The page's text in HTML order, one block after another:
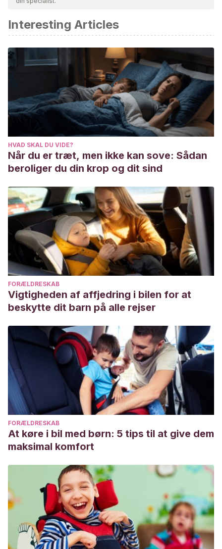
Grant JE, Odlaug BL, Chamberlain SR, Keuthen NJ, Lochner
C, Stein DJ. Skin picking disorder. Am J Psychiatry. 2012
Nov;169(11):1143-9. doi: 10.1176/appi.ajp.2012.12040508.
PMID: 23128921.
Snorrason I, Smári J, Olafsson RP. Emotion regulation in
pathological skin picking: findings from a non-treatment
seeking sample. J Behav Ther Exp Psychiatry. 2010
Sep;41(3):238-45. doi: 10.1016/j.jbtep.2010.01.009. Epub
2010 Feb 6. PMID: 20172501.
Odlaug BL, Grant JE. Clinical characteristics and medical
complications of pathologic skin picking. Gen Hosp
Psychiatry. 2008 Jan-Feb;30(1):61-6. doi:
10.1016/j.genhosppsych.2007.07.009. PMID: 18164942.
Schumer MC, Bartley CA, Bloch MH. Systematic Review of
Pharmacological and Behavioral Treatments for Skin
Picking Disorder. J Clin Psychopharmacol. 2016
Apr;36(2):147-52. doi: 10.1097/JCP.0000000000000462.
PMID: 26872117; PMCID: PMC4930073.
What is Skin Picking Disorder? [ Internet ] Disponible en:
https://iocdf.org/about-ocd/related-disorders/skin-picking-
disorder/
Interesting Articles
HVAD SKAL DU VIDE?
Når du er træt, men ikke kan sove: Sådan
beroliger du din krop og dit sind
FORÆLDRESKAB
Vigtigheden af affjedring i bilen for at
beskytte dit barn på alle rejser
FORÆLDRESKAB
At køre i bil med børn: 5 tips til at give dem
maksimal komfort